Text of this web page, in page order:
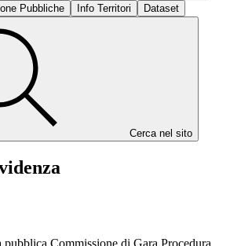
Pubbliche Info Territori Dataset
Cerca nel sito
Commissione di Gara Procedura